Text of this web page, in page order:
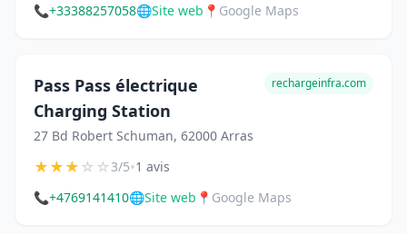
📞+33388257058🌐Site web 📍 Google Maps
Pass Pass électrique
Charging Station
27 Bd Robert Schuman, 62000 Arras
rechargeinfra.com
★★★☆☆3/5•1 avis
📞+4769141410🌐Site web 📍 Google Maps